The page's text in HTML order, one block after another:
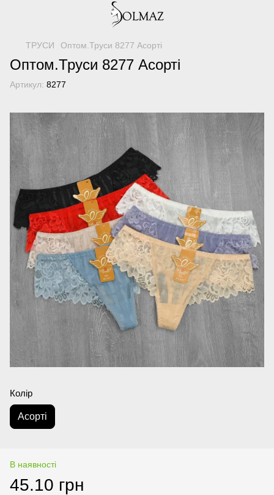
ТРУСИ Оптом.Труси 8277 Асорті
Оптом.Труси 8277 Асорті
Артикул: 8277
Колір
Аcорті
В наявності
45.10 грн